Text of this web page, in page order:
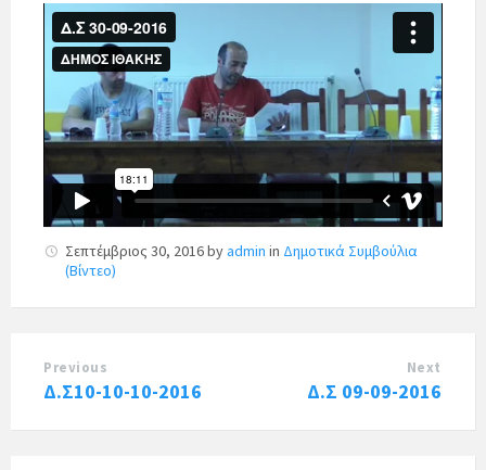
Σεπτέμβριος 30, 2016byadmin in Δημοτικά Συμβούλια
(Βίντεο)
Previous
Δ.Σ10-10-10-2016
Next
Δ.Σ 09-09-2016